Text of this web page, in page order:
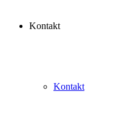
Kontakt
Kontakt